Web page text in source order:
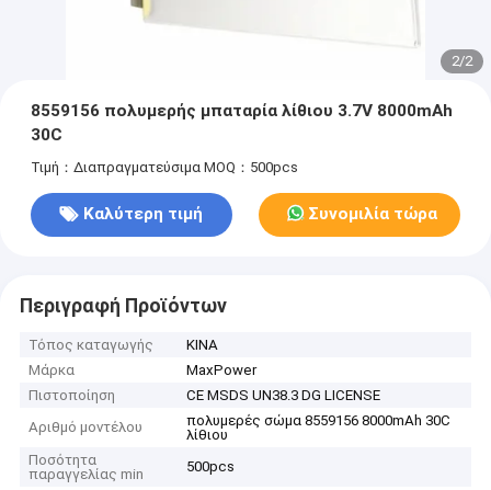
2/2
8559156 πολυμερής μπαταρία λίθιου 3.7V 8000mAh
30C
Τιμή：Διαπραγματεύσιμα MOQ：500pcs
Καλύτερη τιμή Συνομιλία τώρα
Περιγραφή Προϊόντων
Τόπος καταγωγής
ΚΙΝΑ
Μάρκα
MaxPower
Πιστοποίηση
CE MSDS UN38.3 DG LICENSE
Αριθμό μοντέλου
πολυμερές σώμα 8559156 8000mAh 30C
λίθιου
Ποσότητα
παραγγελίας min
500pcs